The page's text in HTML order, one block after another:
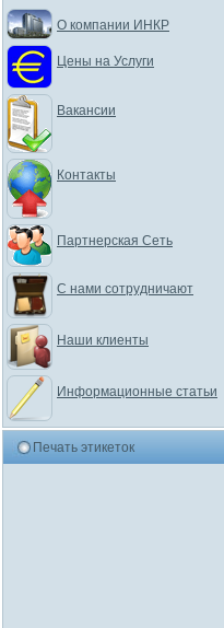
О компании ИНКР
Цены на Услуги
Вакансии
Контакты
Партнерская Сеть
С нами сотрудничают
Наши клиенты
Информационные статьи
Печать этикеток